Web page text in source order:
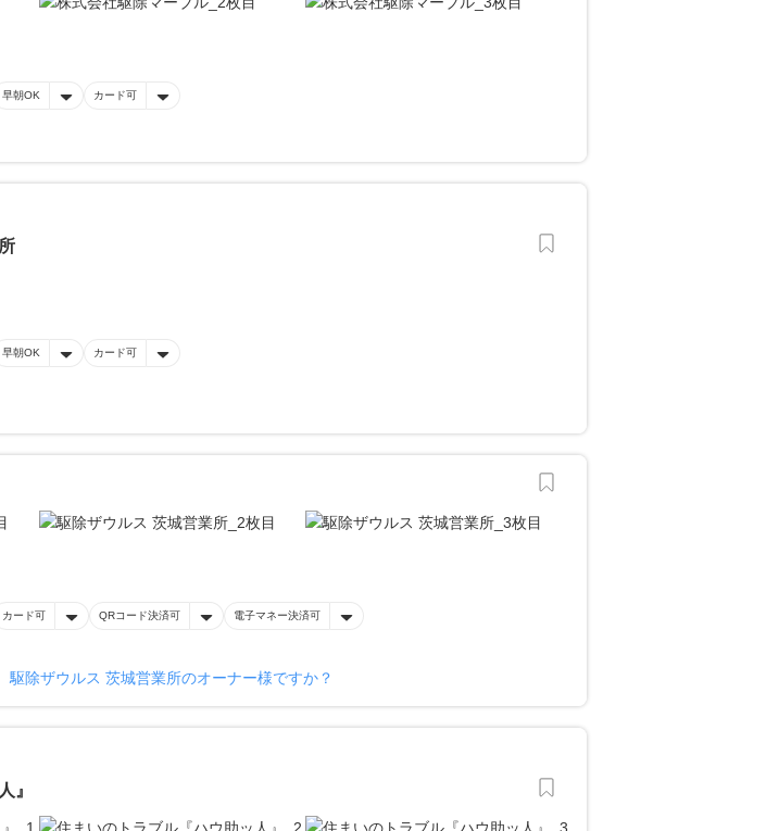
早朝OK カード可
早朝OK カード可
カード可 QRコード決済可 電子マネー決済可
駆除ザウルス 茨城営業所のオーナー様ですか？
』